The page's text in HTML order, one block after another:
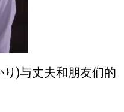
り)与丈夫和朋友们的